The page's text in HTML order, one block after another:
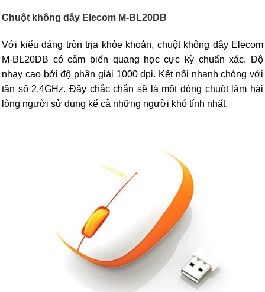
Chuột không dây Elecom M-BL20DB
Với kiểu dáng tròn trịa khỏe khoắn, chuột không dây Elecom
M-BL20DB có cảm biến quang học cực kỳ chuẩn xác. Độ
nhạy cao bởi độ phân giải 1000 dpi. Kết nối nhanh chóng với
tần số 2.4GHz. Đây chắc chắn sẽ là một dòng chuột làm hài
lòng người sử dụng kể cả những người khó tính nhất.